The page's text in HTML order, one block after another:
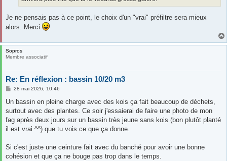
Je ne pensais pas à ce point, le choix d'un "vrai" préfiltre sera mieux
alors. Merci
Sopros
Membre associatif
Re: En réflexion : bassin 10/20 m3
M
s
a
g
e
28 mai 2026, 10:46
Un bassin en pleine charge avec des kois ça fait beaucoup de déchets,
surtout avec des plantes. Ce soir j'essaierai de faire une photo de mon
fag après deux jours sur un bassin très jeune sans kois (bon plutôt planté
il est vrai ^^) que tu vois ce que ça donne.
Si c'est juste une ceinture fait avec du banché pour avoir une bonne
cohésion et que ça ne bouge pas trop dans le temps.